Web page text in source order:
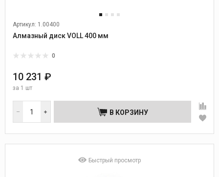
Артикул: 1.00400
Алмазный диск VOLL 400 мм
0
10 231 ₽
за 1 шт
В КОРЗИНУ
Быстрый просмотр